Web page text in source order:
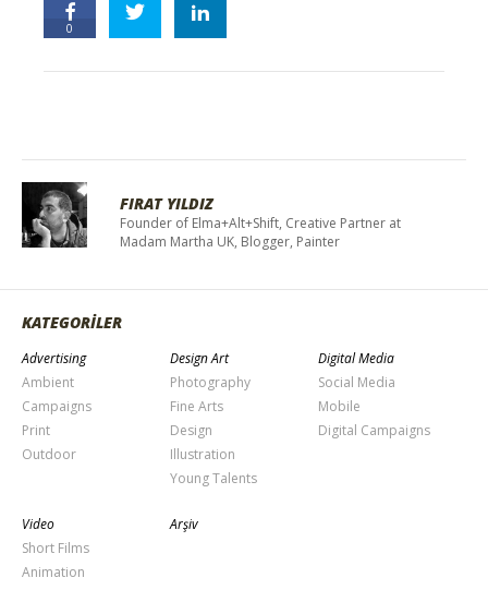
0
FIRAT YILDIZ
Founder of Elma+Alt+Shift, Creative Partner at
Madam Martha UK, Blogger, Painter
KATEGORİLER
Advertising
Ambient
Campaigns
Print
Outdoor
Design Art
Photography
Fine Arts
Design
Illustration
Young Talents
Digital Media
Social Media
Mobile
Digital Campaigns
Video
Short Films
Animation
Arşiv